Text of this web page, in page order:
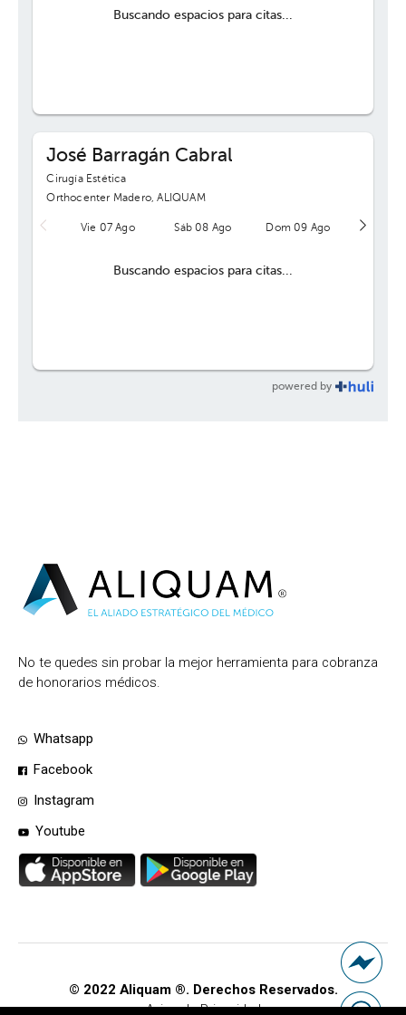
No te quedes sin probar la mejor herramienta para cobranza
de honorarios médicos.
Whatsapp
Facebook
Instagram
Youtube
© 2022 Aliquam ®. Derechos Reservados.
Aviso de Privacidad